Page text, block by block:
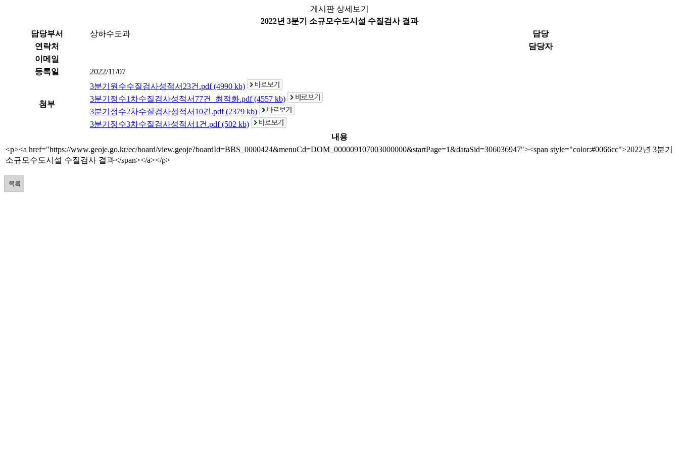
게시판 상세보기
2022년 3분기 소규모수도시설 수질검사 결과
담당부서
상하수도과
담당
연락처
담당자
이메일
등록일
2022/11/07
첨부
3분기원수수질검사성적서23건.pdf (4990 kb)
3분기정수1차수질검사성적서77건_최적화.pdf (4557 kb)
3분기정수2차수질검사성적서10건.pdf (2379 kb)
3분기정수3차수질검사성적서1건.pdf (502 kb)
내용
<p><a href="https://www.geoje.go.kr/ec/board/view.geoje?boardId=BBS_0000424&menuCd=DOM_000009107003000000&startPage=1&dataSid=306036947"><span style="color:#0066cc">2022년 3분기
소규모수도시설 수질검사 결과</span></a></p>